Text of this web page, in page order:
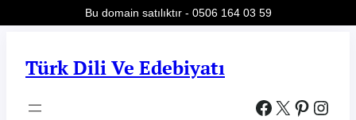
Türk Dili Ve Edebiyatı
Facebook X Pinterest Instagram
Bu domain satılıktır - 0506 164 03 59